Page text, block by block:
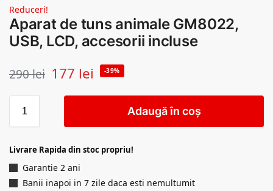
Reduceri!
Aparat de tuns animale GM8022,
USB, LCD, accesorii incluse
290lei 177 lei -39%
Adaugă în coș
Livrare Rapida din stoc propriu!
Garantie 2 ani
Banii inapoi in 7 zile daca esti nemultumit